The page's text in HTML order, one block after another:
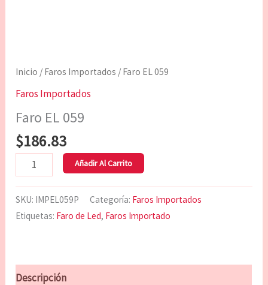
Inicio / Faros Importados / Faro EL 059
Faros Importados
Faro EL 059
$186.83
Añadir Al Carrito
SKU: IMPEL059P Categoría: Faros Importados
Etiquetas: Faro de Led, Faros Importado
Descripción